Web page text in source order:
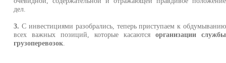
дел.
3. С инвестициями разобрались, теперь приступаем к обдумыванию
всех важных позиций, которые касаютсяорганизации службы
грузоперевозок